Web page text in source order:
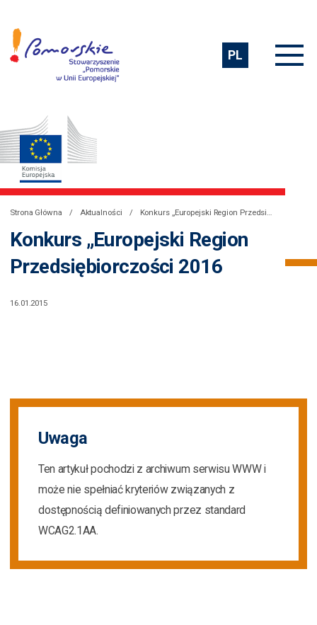
PL
Strona Główna Aktualności Konkurs „Europejski Region Przedsiębiorczości 2016
Konkurs „Europejski Region
Przedsiębiorczości 2016
16.01.2015
Uwaga
Ten artykuł pochodzi z archiwum serwisu WWW i
może nie spełniać kryteriów związanych z
dostępnością definiowanych przez standard
WCAG2.1AA.